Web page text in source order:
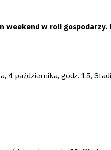
weekend w roli
4 października, godz. 15;